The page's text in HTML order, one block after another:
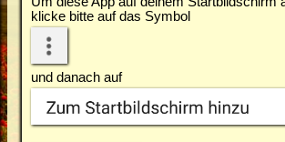
klicke bitte auf das Symbol
und danach auf